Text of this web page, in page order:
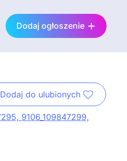
Dodaj ogłoszenie
Dodaj do ulubionych